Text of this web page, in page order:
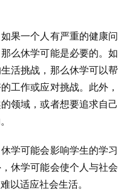
果一个人有严重的健康问
么休学可能是必要的。如
活挑战，那么休学可以帮
工作或应对挑战。此外，
领域，或者想要追求自己
学可能会影响学生的学习
休学可能会使个人与社会
以适应社会生活。